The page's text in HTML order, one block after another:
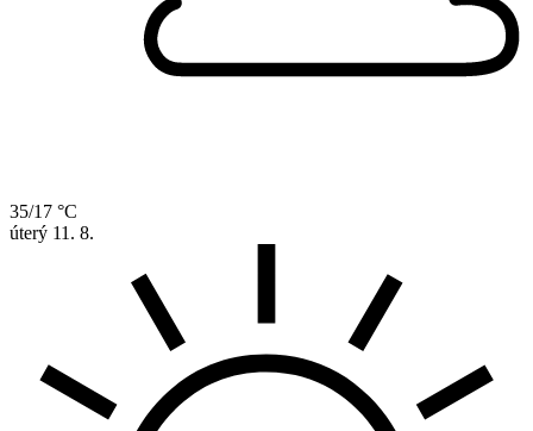
35/17 °C
úterý 11. 8.